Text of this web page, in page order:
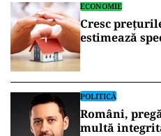
ECONOMIE
Cresc
estimează
POLITICĂ
Români,
multă